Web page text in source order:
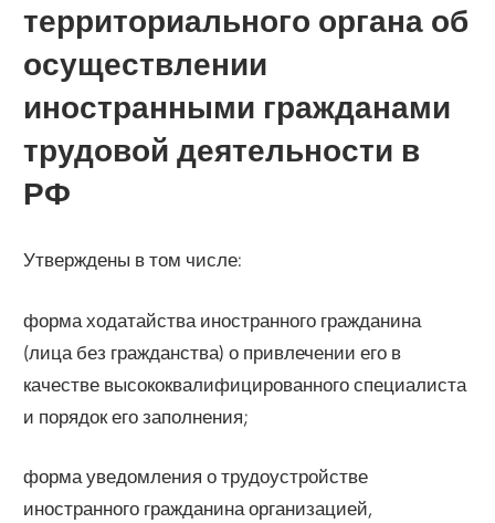
территориального органа об
осуществлении
иностранными гражданами
трудовой деятельности в
РФ
Утверждены в том числе:
форма ходатайства иностранного гражданина
(лица без гражданства) о привлечении его в
качестве высококвалифицированного специалиста
и порядок его заполнения;
форма уведомления о трудоустройстве
иностранного гражданина организацией,